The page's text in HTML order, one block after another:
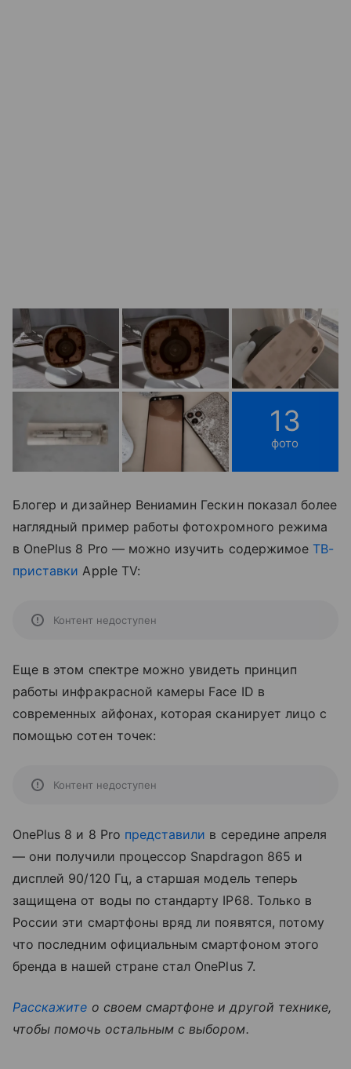
13
фото
Блогер и дизайнер Вениамин Гескин показал более
наглядный пример работы фотохромного режима
в OnePlus 8 Pro — можно изучить содержимое ТВ-
приставки Apple TV:
Контент недоступен
Еще в этом спектре можно увидеть принцип
работы инфракрасной камеры Face ID в
современных айфонах, которая сканирует лицо с
помощью сотен точек:
Контент недоступен
OnePlus 8 и 8 Pro представили в середине апреля
— они получили процессор Snapdragon 865 и
дисплей 90/120 Гц, а старшая модель теперь
защищена от воды по стандарту IP68. Только в
России эти смартфоны вряд ли появятся, потому
что последним официальным смартфоном этого
бренда в нашей стране стал OnePlus 7.
Расскажите о своем смартфоне и другой технике,
чтобы помочь остальным с выбором.